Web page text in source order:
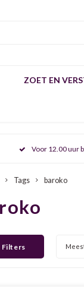
ZOET EN
Voor 12.00 uur
Tags baroko
Filters